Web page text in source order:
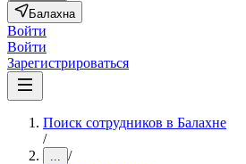
Балахна
Войти
Войти
Зарегистрироваться
Поиск сотрудников в Балахне
/
... /